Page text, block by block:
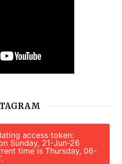
access token:
Sunday, 21-Jun-26
time is Thursday, 06-